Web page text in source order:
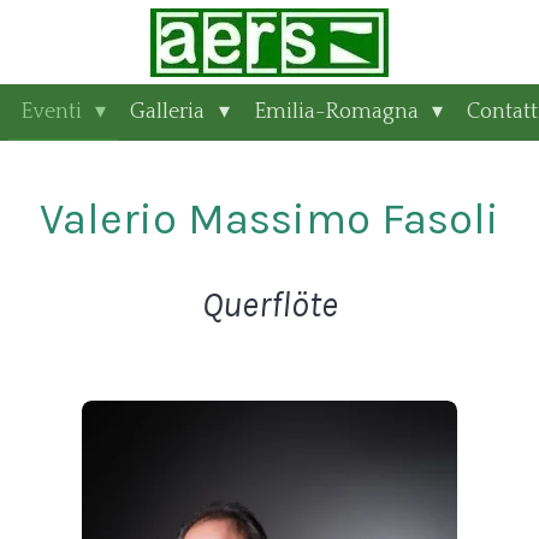
Eventi Galleria Emilia-Romagna
Valerio Massimo Fasoli
Querflöte